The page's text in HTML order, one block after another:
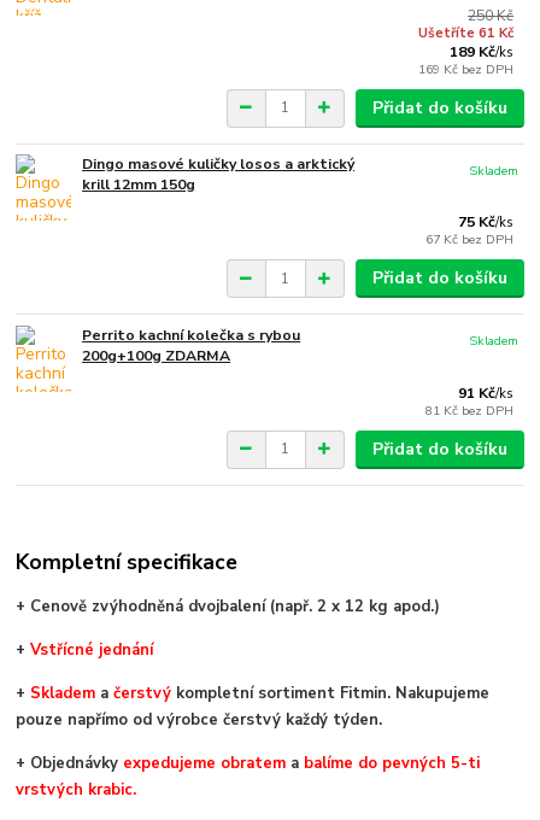
250 Kč
Ušetříte 61 Kč
189 Kč/ks
169 Kč bez DPH
Přidat do košíku
Dingo masové kuličky losos a arktický
krill 12mm 150g
75 Kč/ks
67 Kč bez DPH
Skladem
Přidat do košíku
Perrito kachní kolečka s rybou
200g+100g ZDARMA
91 Kč/ks
81 Kč bez DPH
Skladem
Přidat do košíku
Kompletní specifikace
+ Cenově zvýhodněná dvojbalení (např. 2 x 12 kg apod.)
+Vstřícné jednání
+ Skladem ačerstvý kompletní sortiment Fitmin. Nakupujeme
pouze napřímo od výrobce čerstvý každý týden.
+ Objednávky expedujeme obratem a balíme do pevných 5-ti
vrstvých krabic.